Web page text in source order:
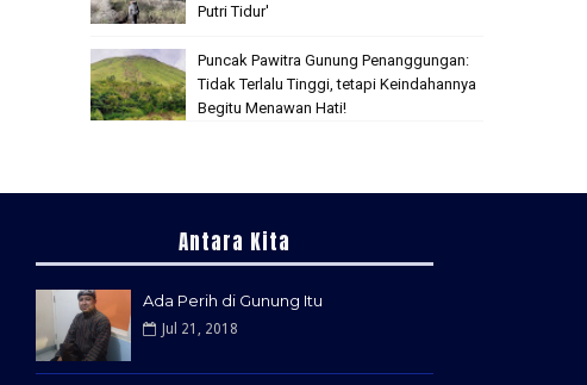
Putri Tidur'
Puncak Pawitra Gunung Penanggungan:
Tidak Terlalu Tinggi, tetapi Keindahannya
Begitu Menawan Hati!
Antara Kita
Ada Perih di Gunung Itu
Jul 21, 2018